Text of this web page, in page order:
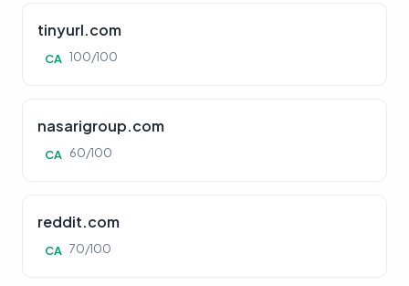
tinyurl.com
CA 100/100
nasarigroup.com
CA 60/100
reddit.com
CA 70/100